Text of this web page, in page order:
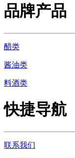
品牌产品
醋类
酱油类
料酒类
快捷导航
联系我们